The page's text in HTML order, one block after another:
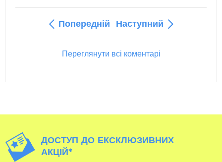
Попередній Наступний
Переглянути всі коментарі
ДОСТУП ДО ЕКСКЛЮЗИВНИХ
АКЦІЙ*